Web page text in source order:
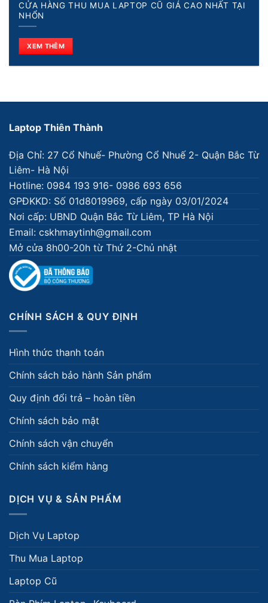
CỬA HÀNG THU MUA LAPTOP CŨ GIÁ CAO NHẤT TẠI
NHỔN
XEM THÊM
Laptop Thiên Thành
Địa Chỉ: 27 Cổ Nhuế- Phường Cổ Nhuế 2- Quận Bắc Từ
Liêm- Hà Nội
Hotline: 0984 193 916- 0986 693 656
GPĐKKD: Số 01d8019969, cấp ngày 03/01/2024
Nơi cấp: UBND Quận Bắc Từ Liêm, TP Hà Nội
Email: cskhmaytinh@gmail.com
Mở cửa 8h00-20h từ Thứ 2-Chủ nhật
CHÍNH SÁCH & QUY ĐỊNH
Hình thức thanh toán
Chính sách bảo hành Sản phẩm
Quy định đổi trả – hoàn tiền
Chính sách bảo mật
Chính sách vận chuyển
Chính sách kiểm hàng
DỊCH VỤ & SẢN PHẨM
Dịch Vụ Laptop
Thu Mua Laptop
Laptop Cũ